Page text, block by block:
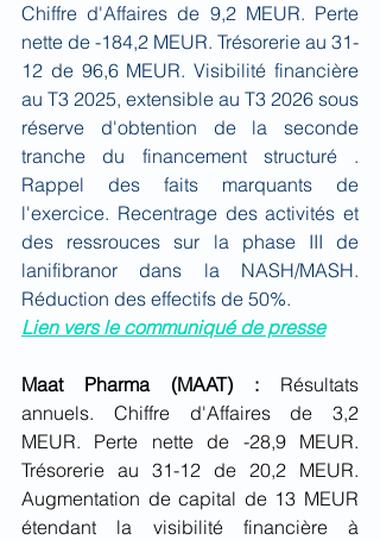
Chiffre d'Affaires de 9,2 MEUR. Perte
nette de -184,2 MEUR. Trésorerie au 31-
12 de 96,6 MEUR. Visibilité financière
au T3 2025, extensible au T3 2026 sous
réserve d'obtention de la seconde
tranche du financement structuré .
Rappel des faits marquants de
l'exercice. Recentrage des activités et
des ressrouces sur la phase III de
lanifibranor dans la NASH/MASH.
Réduction des effectifs de 50%.
Lien vers le communiqué de presse
Maat Pharma (MAAT) : Résultats
annuels. Chiffre d'Affaires de 3,2
MEUR. Perte nette de -28,9 MEUR.
Trésorerie au 31-12 de 20,2 MEUR.
Augmentation de capital de 13 MEUR
étendant la visibilité financière à